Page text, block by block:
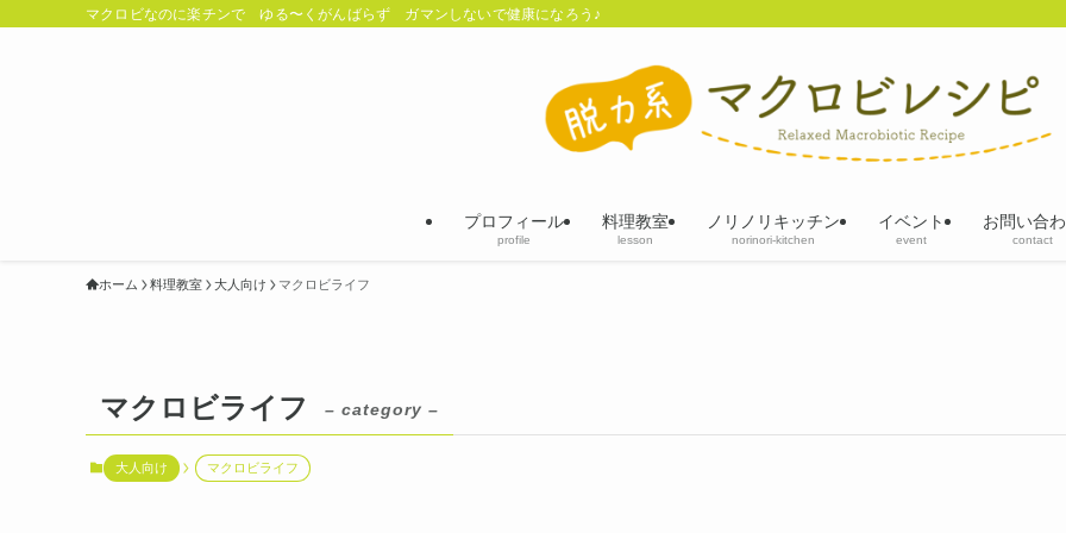
マクロビなのに楽チンで ゆる〜くがんばらず ガマンしないで健康になろう♪
プロフィール
profile
料理教室
lesson
ノリノリキッチン
norinori-kitchen
イベント
event
お問い合
contact
ホーム 料理教室 大人向け マクロビライフ
マクロビライフ – category –
大人向け マクロビライフ